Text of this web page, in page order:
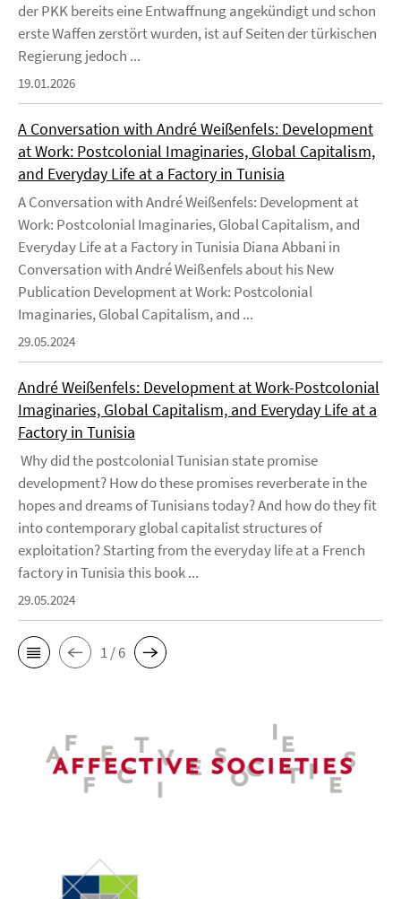
der PKK bereits eine Entwaffnung angekündigt und schon
erste Waffen zerstört wurden, ist auf Seiten der türkischen
Regierung jedoch ...
19.01.2026
A Conversation with André Weißenfels: Development
at Work: Postcolonial Imaginaries, Global Capitalism,
and Everyday Life at a Factory in Tunisia
A Conversation with André Weißenfels: Development at
Work: Postcolonial Imaginaries, Global Capitalism, and
Everyday Life at a Factory in Tunisia Diana Abbani in
Conversation with André Weißenfels about his New
Publication Development at Work: Postcolonial
Imaginaries, Global Capitalism, and ...
29.05.2024
André Weißenfels: Development at Work-Postcolonial
Imaginaries, Global Capitalism, and Everyday Life at a
Factory in Tunisia
Why did the postcolonial Tunisian state promise
development? How do these promises reverberate in the
hopes and dreams of Tunisians today? And how do they fit
into contemporary global capitalist structures of
exploitation? Starting from the everyday life at a French
factory in Tunisia this book ...
29.05.2024
1 / 6